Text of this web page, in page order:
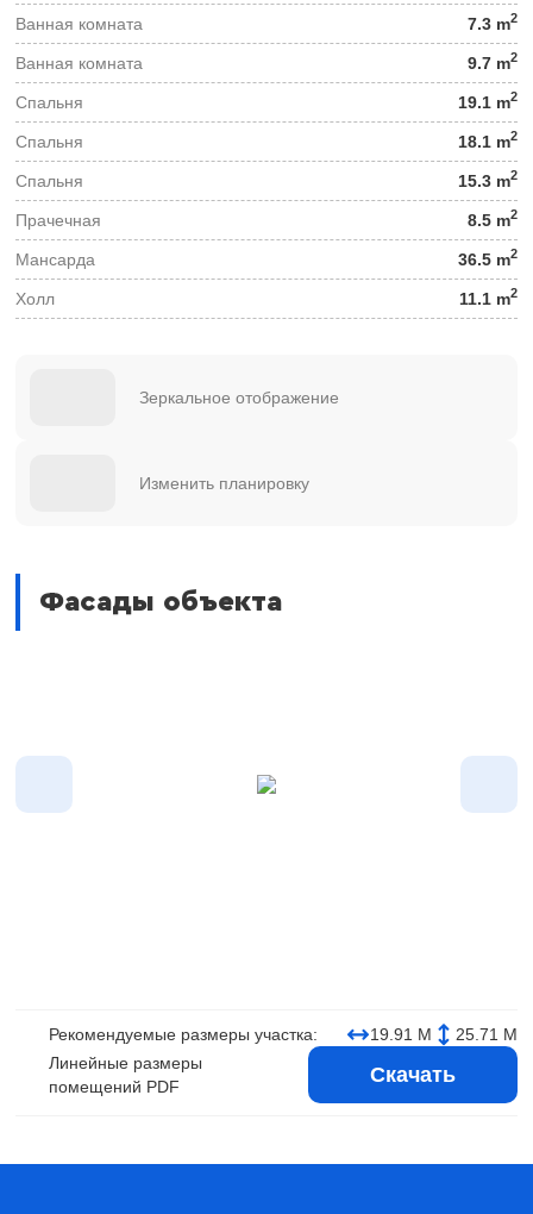
Ванная комната 7.3 m2
Ванная комната 9.7 m2
Спальня 19.1 m2
Спальня 18.1 m2
Спальня 15.3 m2
Прачечная 8.5 m2
Мансарда 36.5 m2
Холл 11.1 m2
Зеркальное отображение
Изменить планировку
Фасады объекта
Рекомендуемые размеры участка: 19.91 М
25.71 М
Линейные размеры
помещений PDF
Скачать